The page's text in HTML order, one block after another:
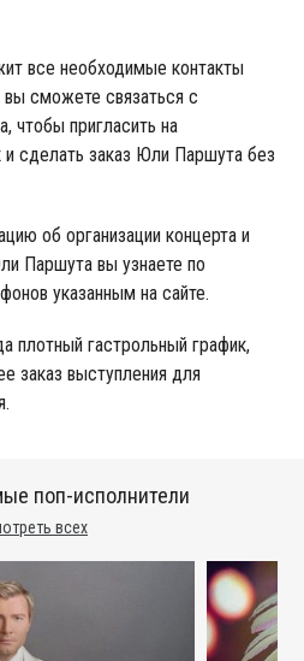
все необходимые контакты
сможете связаться с
пригласить на
и сделать заказ Юли Паршута без
об организации концерта и
Паршута вы узнаете по
указанным на сайте.
плотный гастрольный график,
заказ выступления для
всех
поп-исполнители